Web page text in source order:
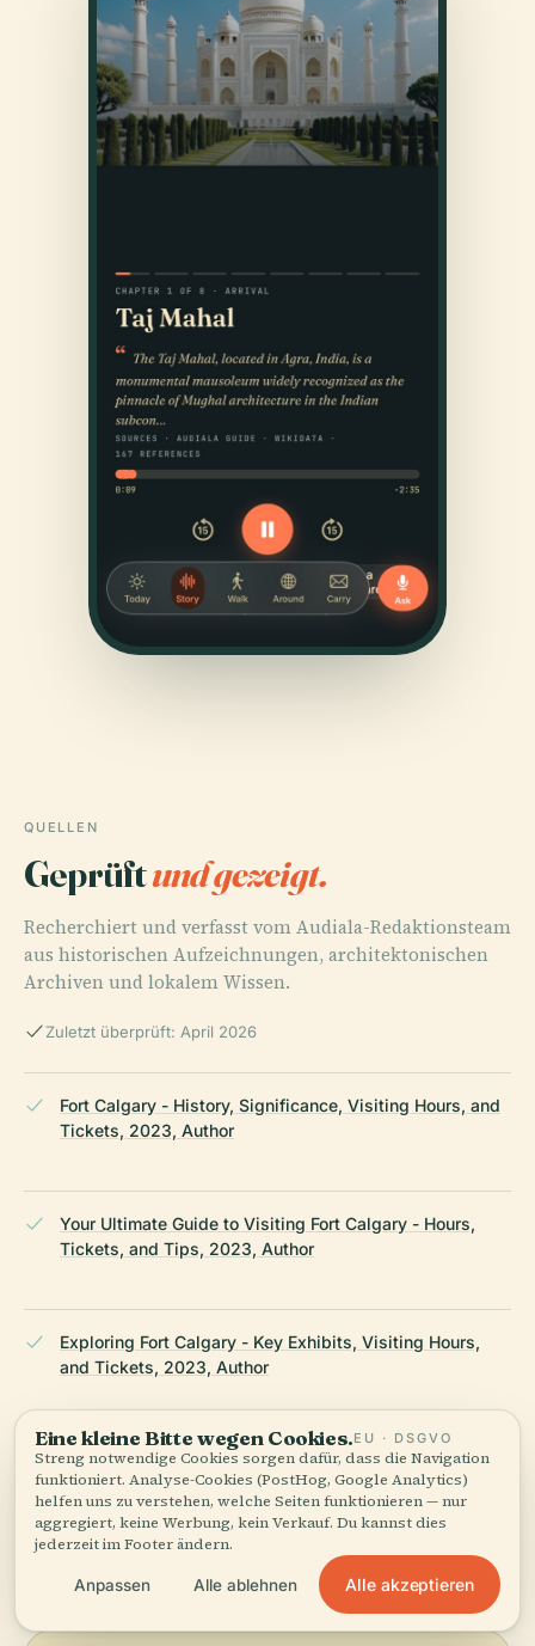
QUELLEN
Geprüftund gezeigt.
Recherchiert und verfasst vom Audiala-Redaktionsteam
aus historischen Aufzeichnungen, architektonischen
Archiven und lokalem Wissen.
Zuletzt überprüft: April 2026
Fort Calgary - History, Significance, Visiting Hours, and
Tickets, 2023, Author
Your Ultimate Guide to Visiting Fort Calgary - Hours,
Tickets, and Tips, 2023, Author
Exploring Fort Calgary - Key Exhibits, Visiting Hours,
and Tickets, 2023, Author
Wikipedia — Fort Calgary
ZULETZT ÜBERPRÜFT: APRIL 2026
Recherchiert aus Wikidata, Wikipedia und offiziellen Quellen
· faktengeprüft ·Wie unsere Guides entstehen →
Eine kleine Bitte wegen Cookies.EU · DSGVO
Streng notwendige Cookies sorgen dafür, dass die Navigation
funktioniert. Analyse-Cookies (PostHog, Google Analytics)
helfen uns zu verstehen, welche Seiten funktionieren — nur
aggregiert, keine Werbung, kein Verkauf. Du kannst dies
jederzeit im Footer ändern.
Anpassen Alle ablehnen Alle akzeptieren